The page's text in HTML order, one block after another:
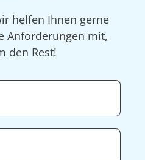
helfen Ihnen gerne
Anforderungen mit,
den Rest!